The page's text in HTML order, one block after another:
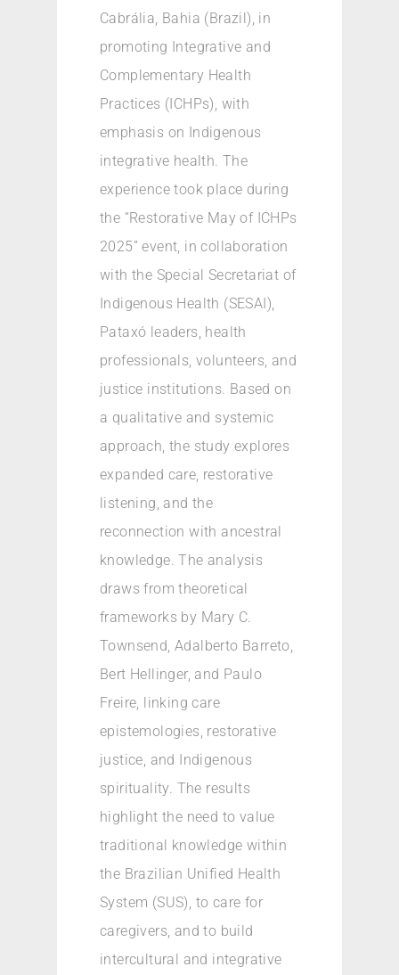
Cabrália, Bahia (Brazil), in
promoting Integrative and
Complementary Health
Practices (ICHPs), with
emphasis on Indigenous
integrative health. The
experience took place during
the “Restorative May of ICHPs
2025” event, in collaboration
with the Special Secretariat of
Indigenous Health (SESAI),
Pataxó leaders, health
professionals, volunteers, and
justice institutions. Based on
a qualitative and systemic
approach, the study explores
expanded care, restorative
listening, and the
reconnection with ancestral
knowledge. The analysis
draws from theoretical
frameworks by Mary C.
Townsend, Adalberto Barreto,
Bert Hellinger, and Paulo
Freire, linking care
epistemologies, restorative
justice, and Indigenous
spirituality. The results
highlight the need to value
traditional knowledge within
the Brazilian Unified Health
System (SUS), to care for
caregivers, and to build
intercultural and integrative